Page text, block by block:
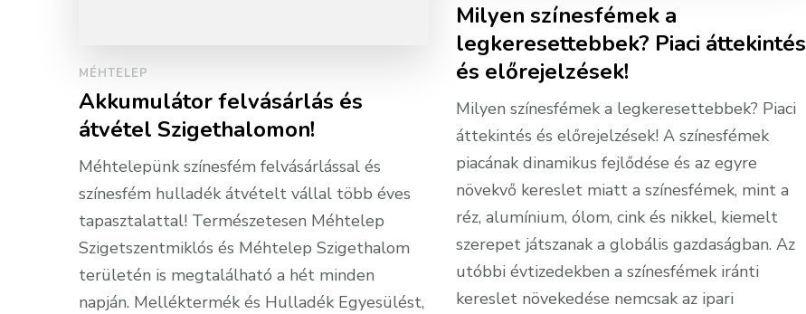
Milyen színesfémek a
legkeresettebbek? Piaci áttekintés
és előrejelzések!
Milyen színesfémek a legkeresettebbek? Piaci
áttekintés és előrejelzések! A színesfémek
piacának dinamikus fejlődése és az egyre
növekvő kereslet miatt a színesfémek, mint a
réz, alumínium, ólom, cink és nikkel, kiemelt
szerepet játszanak a globális gazdaságban. Az
utóbbi évtizedekben a színesfémek iránti
kereslet növekedése nemcsak az ipari
MÉHTELEP
Akkumulátor felvásárlás és
átvétel Szigethalomon!
Méhtelepünk színesfém felvásárlással és
színesfém hulladék átvételt vállal több éves
tapasztalattal! Természetesen Méhtelep
Szigetszentmiklós és Méhtelep Szigethalom
területén is megtalálható a hét minden
napján. Melléktermék és Hulladék Egyesülést,